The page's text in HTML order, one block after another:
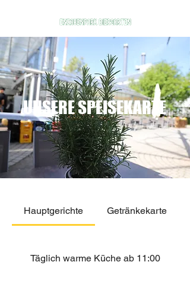
UNSERE SPEISEKARTE
Hauptgerichte Getränkekarte
Täglich warme Küche ab 11:00